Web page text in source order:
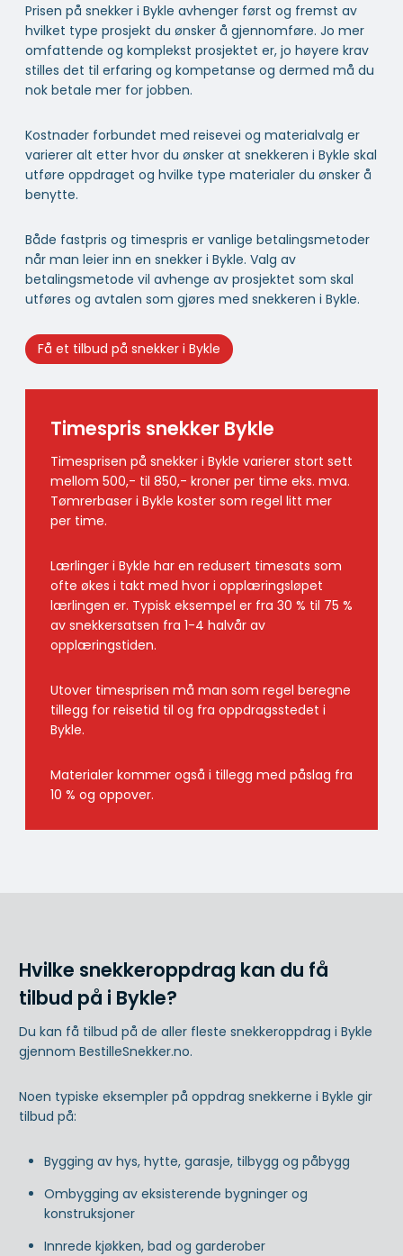
Prisen på snekker i Bykle avhenger først og fremst av
hvilket type prosjekt du ønsker å gjennomføre. Jo mer
omfattende og komplekst prosjektet er, jo høyere krav
stilles det til erfaring og kompetanse og dermed må du
nok betale mer for jobben.
Kostnader forbundet med reisevei og materialvalg er
varierer alt etter hvor du ønsker at snekkeren i Bykle skal
utføre oppdraget og hvilke type materialer du ønsker å
benytte.
Både fastpris og timespris er vanlige betalingsmetoder
når man leier inn en snekker i Bykle. Valg av
betalingsmetode vil avhenge av prosjektet som skal
utføres og avtalen som gjøres med snekkeren i Bykle.
Få et tilbud på snekker i Bykle
Timespris snekker Bykle
Timesprisen på snekker i Bykle varierer stort sett
mellom 500,- til 850,- kroner per time eks. mva.
Tømrerbaser i Bykle koster som regel litt mer
per time.
Lærlinger i Bykle har en redusert timesats som
ofte økes i takt med hvor i opplæringsløpet
lærlingen er. Typisk eksempel er fra 30 % til 75 %
av snekkersatsen fra 1-4 halvår av
opplæringstiden.
Utover timesprisen må man som regel beregne
tillegg for reisetid til og fra oppdragsstedet i
Bykle.
Materialer kommer også i tillegg med påslag fra
10 % og oppover.
Hvilke snekkeroppdrag kan du få
tilbud på i Bykle?
Du kan få tilbud på de aller fleste snekkeroppdrag i Bykle
gjennom BestilleSnekker.no.
Noen typiske eksempler på oppdrag snekkerne i Bykle gir
tilbud på:
Bygging av hys, hytte, garasje, tilbygg og påbygg
Ombygging av eksisterende bygninger og
konstruksjoner
Innrede kjøkken, bad og garderober